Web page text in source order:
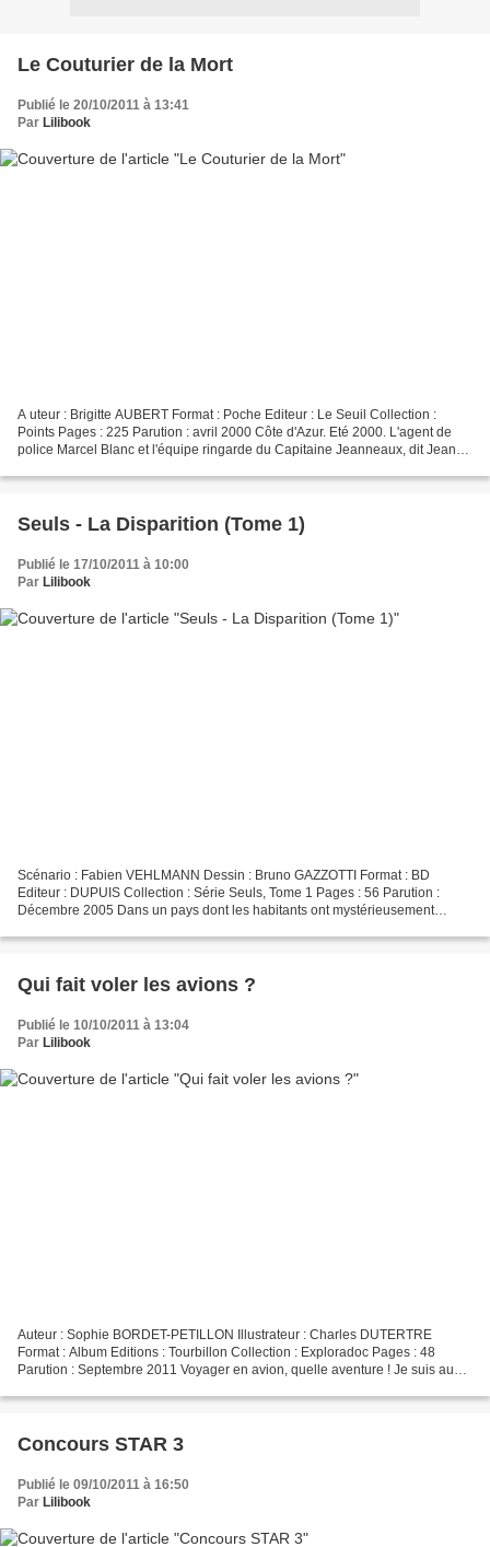
Le Couturier de la Mort
Publié le 20/10/2011 à 13:41
Par Lilibook
A uteur : Brigitte AUBERT Format : Poche Editeur : Le Seuil Collection :
Points Pages : 225 Parution : avril 2000 Côte d'Azur. Eté 2000. L'agent de
police Marcel Blanc et l'équipe ringarde du Capitaine Jeanneaux, dit Jean-
Seuls - La Disparition (Tome 1)
Publié le 17/10/2011 à 10:00
Par Lilibook
Scénario : Fabien VEHLMANN Dessin : Bruno GAZZOTTI Format : BD
Editeur : DUPUIS Collection : Série Seuls, Tome 1 Pages : 56 Parution :
Décembre 2005 Dans un pays dont les habitants ont mystérieusement
Qui fait voler les avions ?
Publié le 10/10/2011 à 13:04
Par Lilibook
Auteur : Sophie BORDET-PETILLON Illustrateur : Charles DUTERTRE
Format : Album Editions : Tourbillon Collection : Exploradoc Pages : 48
Parution : Septembre 2011 Voyager en avion, quelle aventure ! Je suis au
Concours STAR 3
Publié le 09/10/2011 à 16:50
Par Lilibook